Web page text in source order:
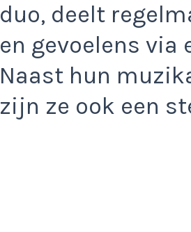
duo, deelt
en gevoelens via
Naast hun
zijn ze ook een